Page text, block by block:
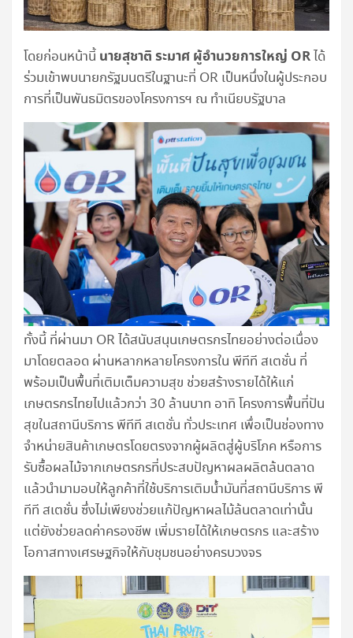
โดยก่อนหน้านี้ นายสุชาติ ระมาศ ผู้อำนวยการใหญ่ ORได้
ร่วมเข้าพบนายกรัฐมนตรีในฐานะที่ OR เป็นหนึ่งในผู้ประกอบ
การที่เป็นพันธมิตรของโครงการฯ ณ ทำเนียบรัฐบาล
ทั้งนี้ ที่ผ่านมา OR ได้สนับสนุนเกษตรกรไทยอย่างต่อเนื่อง
มาโดยตลอด ผ่านหลากหลายโครงการใน พีทีที สเตชั่น ที่
พร้อมเป็นพื้นที่เติมเต็มความสุข ช่วยสร้างรายได้ให้แก่
เกษตรกรไทยไปแล้วกว่า 30 ล้านบาท อาทิ โครงการพื้นที่ปัน
สุขในสถานีบริการ พีทีที สเตชั่น ทั่วประเทศ เพื่อเป็นช่องทาง
จำหน่ายสินค้าเกษตรโดยตรงจากผู้ผลิตสู่ผู้บริโภค หรือการ
รับซื้อผลไม้จากเกษตรกรที่ประสบปัญหาผลผลิตล้นตลาด
แล้วนำมามอบให้ลูกค้าที่ใช้บริการเติมน้ำมันที่สถานีบริการ พี
ทีที สเตชั่น ซึ่งไม่เพียงช่วยแก้ปัญหาผลไม้ล้นตลาดเท่านั้น
แต่ยังช่วยลดค่าครองชีพ เพิ่มรายได้ให้เกษตรกร และสร้าง
โอกาสทางเศรษฐกิจให้กับชุมชนอย่างครบวงจร